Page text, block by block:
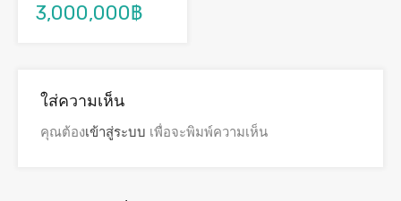
3,000,000฿
ใส่ความเห็น
คุณต้องเข้าสู่ระบบ เพื่อจะพิมพ์ความเห็น